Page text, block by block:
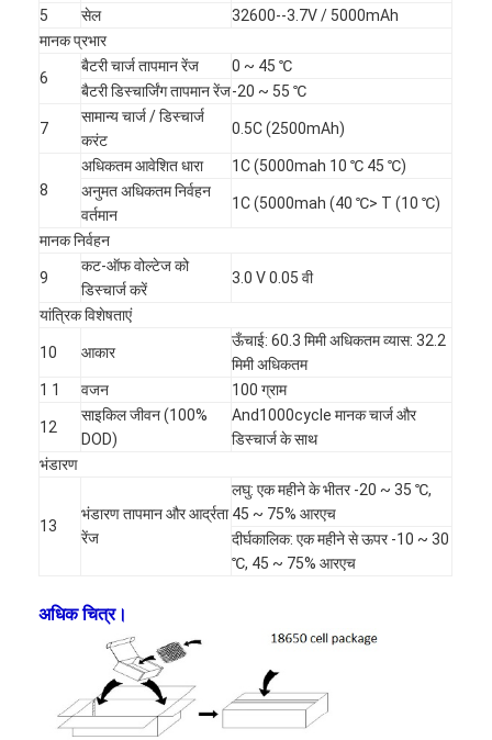
घर
हमारे बारे में
5
सेल
32600--3.7V / 5000mAh
मानक प्रभार
6
बैटरी चार्ज तापमान रेंज
0 ~ 45 ℃
बैटरी डिस्चार्जिंग तापमान रेंज-20 ~ 55 ℃
7
सामान्य चार्ज / डिस्चार्ज
करंट
0.5C (2500mAh)
8
अधिकतम आवेशित धारा
1C (5000mah 10 ℃ 45 ℃)
अनुमत अधिकतम निर्वहन
वर्तमान
1C (5000mah (40 ℃> T (10 ℃)
मानक निर्वहन
9
कट-ऑफ वोल्टेज को
डिस्चार्ज करें
3.0 V 0.05 वी
यांत्रिक विशेषताएं
10 आकार
ऊँचाई: 60.3 मिमी अधिकतम व्यास: 32.2
मिमी अधिकतम
1 1
वजन 100 ग्राम
12
साइकिल जीवन (100%
DOD)
And1000cycle मानक चार्ज और
डिस्चार्ज के साथ
भंडारण
13
भंडारण तापमान और आर्द्रता
रेंज
लघु: एक महीने के भीतर -20 ~ 35 ℃,
45 ~ 75% आरएच
दीर्घकालिक: एक महीने से ऊपर -10 ~ 30
℃, 45 ~ 75% आरएच
अधिक चित्र।